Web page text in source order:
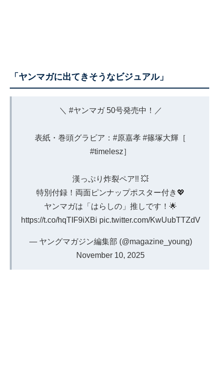
「ヤンマガに出てきそうなビジュアル」
＼ #ヤンマガ50号発売中！／
表紙・巻頭グラビア： #原嘉孝 #篠塚大輝 ［
#timelesz］
漢っぷり炸裂ペア!! 💥
特別付録！両面ピンナップポスター付き💖
ヤンマガは「はらしの」推しです！🌟
https://t.co/hqTIF9iXBi pic.twitter.com/KwUubTTZdV
— ヤングマガジン編集部 (@magazine_young)
November 10, 2025